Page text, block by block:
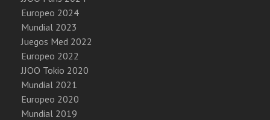
Europeo 2024
Mundial 2023
Juegos Med 2022
Europeo 2022
JJOO Tokio 2020
Mundial 2021
Europeo 2020
Mundial 2019